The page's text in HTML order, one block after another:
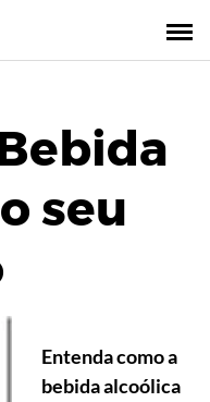
seu
Entenda como a
bebida alcoólica